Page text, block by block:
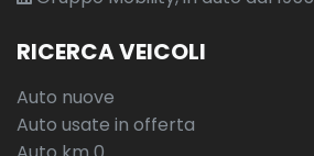
RICERCA VEICOLI
Auto nuove
Auto usate in offerta